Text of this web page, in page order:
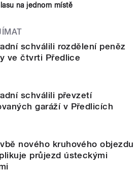
na jednom místě
schválili rozdělení peněz
ve čtvrti Předlice
schválili převzetí
garáží v Předlicích
nového kruhového objezdu
průjezd ústeckými